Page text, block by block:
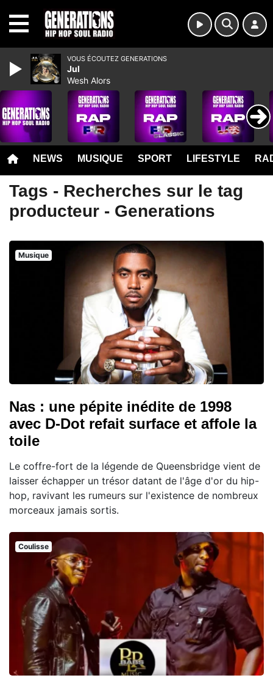
NEWS MUSIQUE SPORT LIFESTYLE
Tags - Recherches sur le tag
producteur - Generations
Musique
Nas : une pépite inédite de 1998
avec D-Dot refait surface et affole la
toile
Le coffre-fort de la légende de Queensbridge vient de
laisser échapper un trésor datant de l'âge d'or du hip-
hop, ravivant les rumeurs sur l'existence de nombreux
morceaux jamais sortis.
Coulisse
VOUS ÉCOUTEZ GENERATIONS
Jul
Wesh Alors